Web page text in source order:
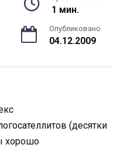
1 мин.
Опубликовано
04.12.2009
(десятки
хорошо